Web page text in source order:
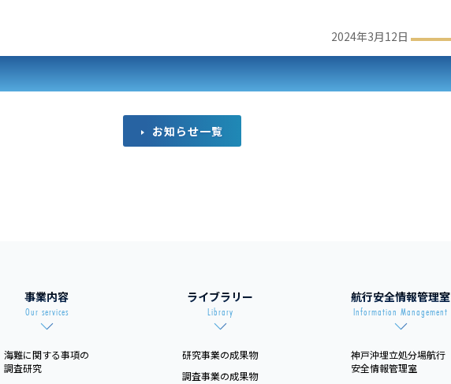
2024年3月12日
お知らせ一覧
事業内容
Our services
海難に関する事項の
調査研究
ライブラリー
Library
研究事業の成果物
調査事業の成果物
航行安全情報管理室
Information Management
神戸沖埋立処分場航行
安全情報管理室